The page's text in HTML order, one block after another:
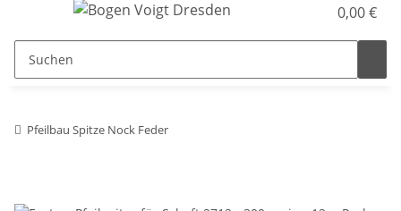
0,00 €
Pfeilbau Spitze Nock Feder